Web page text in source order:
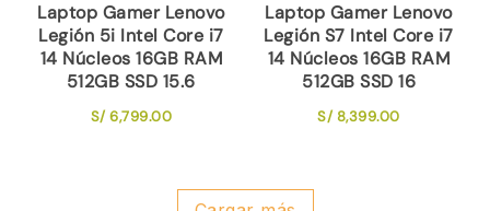
Laptop Gamer Lenovo
Legión 5i Intel Core i7
14 Núcleos 16GB RAM
512GB SSD 15.6
S/6,799.00
Laptop Gamer Lenovo
Legión S7 Intel Core i7
14 Núcleos 16GB RAM
512GB SSD 16
S/8,399.00